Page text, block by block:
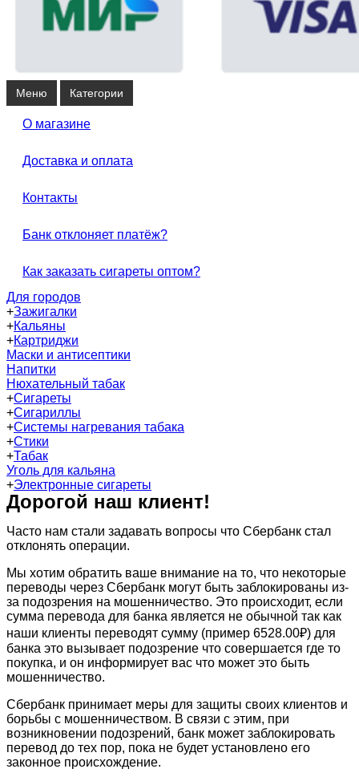
Меню Категории
О магазине
Доставка и оплата
Контакты
Банк отклоняет платёж?
Как заказать сигареты оптом?
Для городов
+Зажигалки
+Кальяны
+Картриджи
Маски и антисептики
Напитки
Нюхательный табак
+Сигареты
+Сигариллы
+Системы нагревания табака
+Стики
+Табак
Уголь для кальяна
+Электронные сигареты
Дорогой наш клиент!
Часто нам стали задавать вопросы что Сбербанк стал
отклонять операции.
Мы хотим обратить ваше внимание на то, что некоторые
переводы через Сбербанк могут быть заблокированы из-
за подозрения на мошенничество. Это происходит, если
сумма перевода для банка является не обычной так как
наши клиенты переводят сумму (пример 6528.00₽) для
банка это вызывает подозрение что совершается где то
покупка, и он информирует вас что может это быть
мошенничество.
Сбербанк принимает меры для защиты своих клиентов и
борьбы с мошенничеством. В связи с этим, при
возникновении подозрений, банк может заблокировать
перевод до тех пор, пока не будет установлено его
законное происхождение.